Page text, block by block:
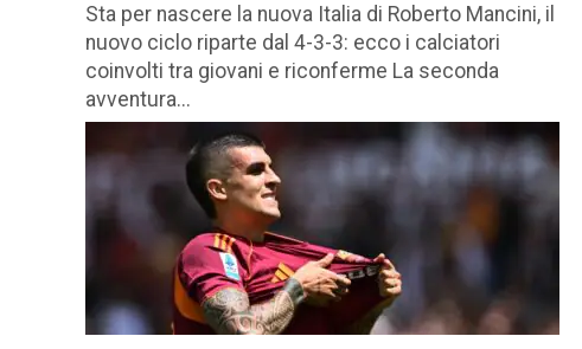
Sta per nascere la nuova Italia di Roberto Mancini, il
nuovo ciclo riparte dal 4-3-3: ecco i calciatori
coinvolti tra giovani e riconferme La seconda
avventura...